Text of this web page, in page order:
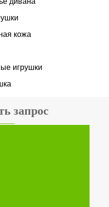
кожа
игрушки
запрос